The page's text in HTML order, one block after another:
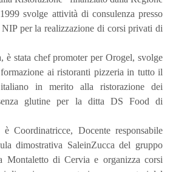
svolge attività di consulenza presso
NIP per la realizzazione di corsi privati di
è stata chef promoter per Orogel, svolge
ai ristoranti pizzeria in tutto il
in merito alla ristorazione dei
glutine per la ditta DS Food di
Coordinatricce, Docente responsabile
dimostrativa SaleinZucca del gruppo
Montaletto di Cervia e organizza corsi